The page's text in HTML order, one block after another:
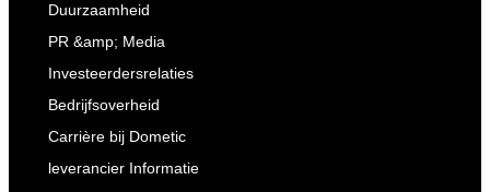
Duurzaamheid
PR &amp; Media
Investeerdersrelaties
Bedrijfsoverheid
Carrière bij Dometic
leverancier Informatie